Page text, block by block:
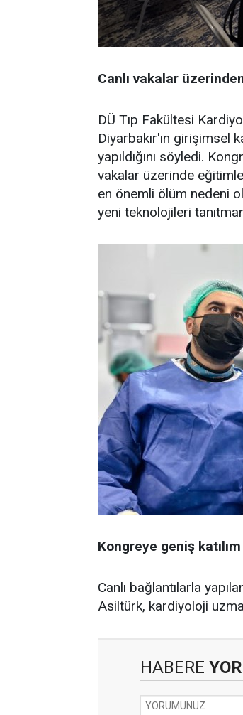
Canlı vakalar
DÜ Tıp Fakültesi
Diyarbakır'ın girişimsel
yapıldığını söyledi.
vakalar üzerinde
en önemli ölüm nedeni
yeni teknolojileri
Kongreye geniş
Canlı bağlantılarla
Asiltürk, kardiyoloji
HABERE